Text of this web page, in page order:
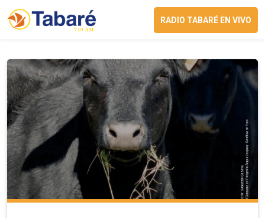
RADIO TABARÉ EN VIVO